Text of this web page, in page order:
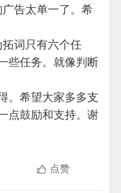
告太单一了。希
词只有六个任
些任务。就像判断
。希望大家多多支
点鼓励和支持。谢
点赞